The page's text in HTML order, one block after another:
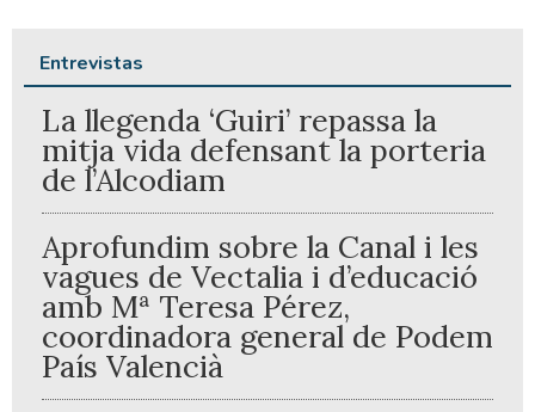
Entrevistas
La llegenda ‘Guiri’ repassa la
mitja vida defensant la porteria
de l’Alcodiam
Aprofundim sobre la Canal i les
vagues de Vectalia i d’educació
amb Mª Teresa Pérez,
coordinadora general de Podem
País Valencià